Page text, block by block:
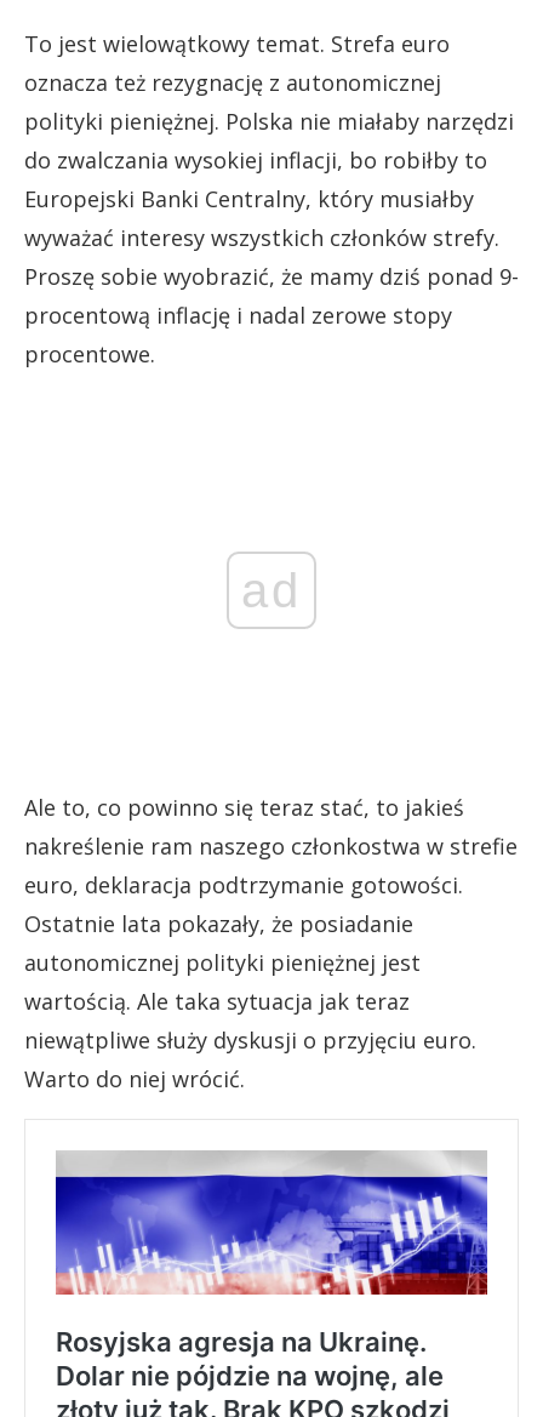
To jest wielowątkowy temat. Strefa euro
oznacza też rezygnację z autonomicznej
polityki pieniężnej. Polska nie miałaby narzędzi
do zwalczania wysokiej inflacji, bo robiłby to
Europejski Banki Centralny, który musiałby
wyważać interesy wszystkich członków strefy.
Proszę sobie wyobrazić, że mamy dziś ponad 9-
procentową inflację i nadal zerowe stopy
procentowe.
ad
Ale to, co powinno się teraz stać, to jakieś
nakreślenie ram naszego członkostwa w strefie
euro, deklaracja podtrzymanie gotowości.
Ostatnie lata pokazały, że posiadanie
autonomicznej polityki pieniężnej jest
wartością. Ale taka sytuacja jak teraz
niewątpliwe służy dyskusji o przyjęciu euro.
Warto do niej wrócić.